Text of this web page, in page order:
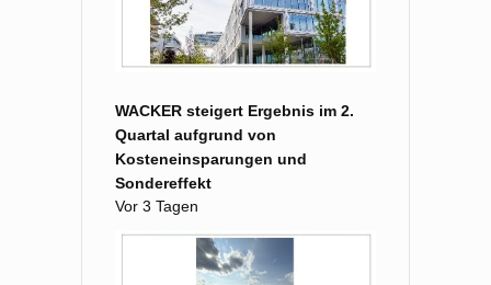
WACKER steigert Ergebnis im 2.
Quartal aufgrund von
Kosteneinsparungen und
Sondereffekt
Vor 3 Tagen